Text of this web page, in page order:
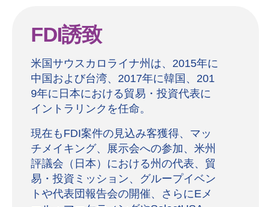
FDI誘致
米国サウスカロライナ州は、2015年に
中国および台湾、2017年に韓国、201
9年に日本における貿易・投資代表に
イントラリンクを任命。
現在もFDI案件の見込み客獲得、マッ
チメイキング、展示会への参加、米州
評議会（日本）における州の代表、貿
易・投資ミッション、グループイベン
トや代表団報告会の開催、さらにEメ